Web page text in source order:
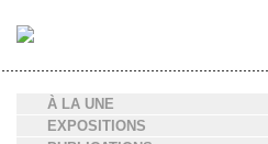
Aller
au
contenu
principalÀ LA UNE
EXPOSITIONS